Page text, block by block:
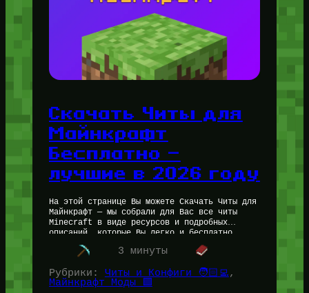
Скачать Читы для
Майнкрафт
Бесплатно —
лучшие в 2026 году
На этой странице Вы можете Скачать Читы для
Майнкрафт — мы собрали для Вас все читы
Minecraft в виде ресурсов и подробных
описаний, которые Вы легко и бесплатно
можете скачать.…
3 минуты
Рубрики: Читы и Конфиги 🧑🏻‍💻
Майнкрафт Моды 🟩